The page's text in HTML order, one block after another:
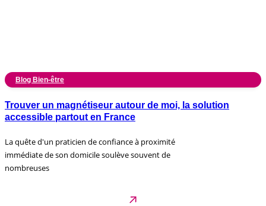
Blog Bien-être
Trouver un magnétiseur autour de moi, la solution
accessible partout en France
La quête d'un praticien de confiance à proximité
immédiate de son domicile soulève souvent de
nombreuses